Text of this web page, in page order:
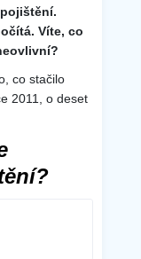
Víte, co
co stačilo
2011, o deset